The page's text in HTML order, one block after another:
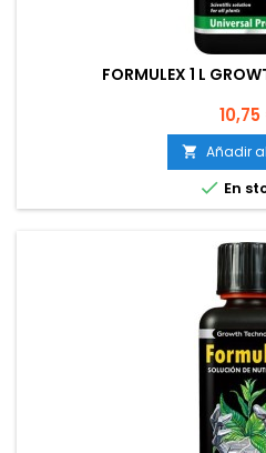
FORMULEX 1 L
 Añadir
 En